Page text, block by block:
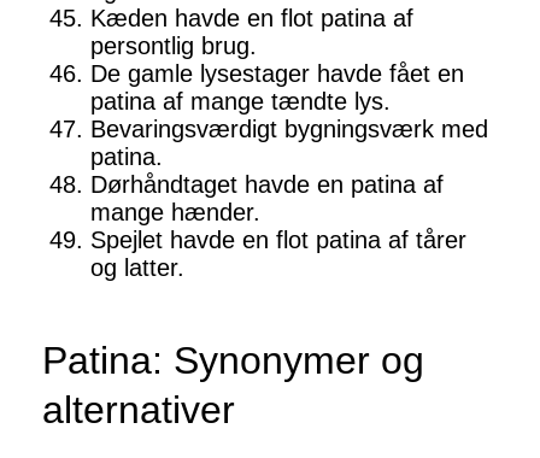
Kæden havde en flot patina af
persontlig brug.
De gamle lysestager havde fået en
patina af mange tændte lys.
Bevaringsværdigt bygningsværk med
patina.
Dørhåndtaget havde en patina af
mange hænder.
Spejlet havde en flot patina af tårer
og latter.
Patina: Synonymer og
alternativer